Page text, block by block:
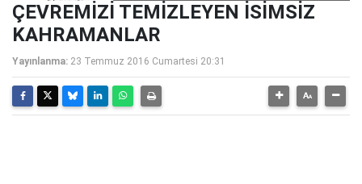
ÇEVREMİZİ TEMİZLEYEN İSİMSİZ
KAHRAMANLAR
Yayınlanma: 23 Temmuz 2016 Cumartesi 20:31